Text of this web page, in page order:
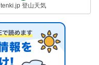
tenki.jp 登山天気